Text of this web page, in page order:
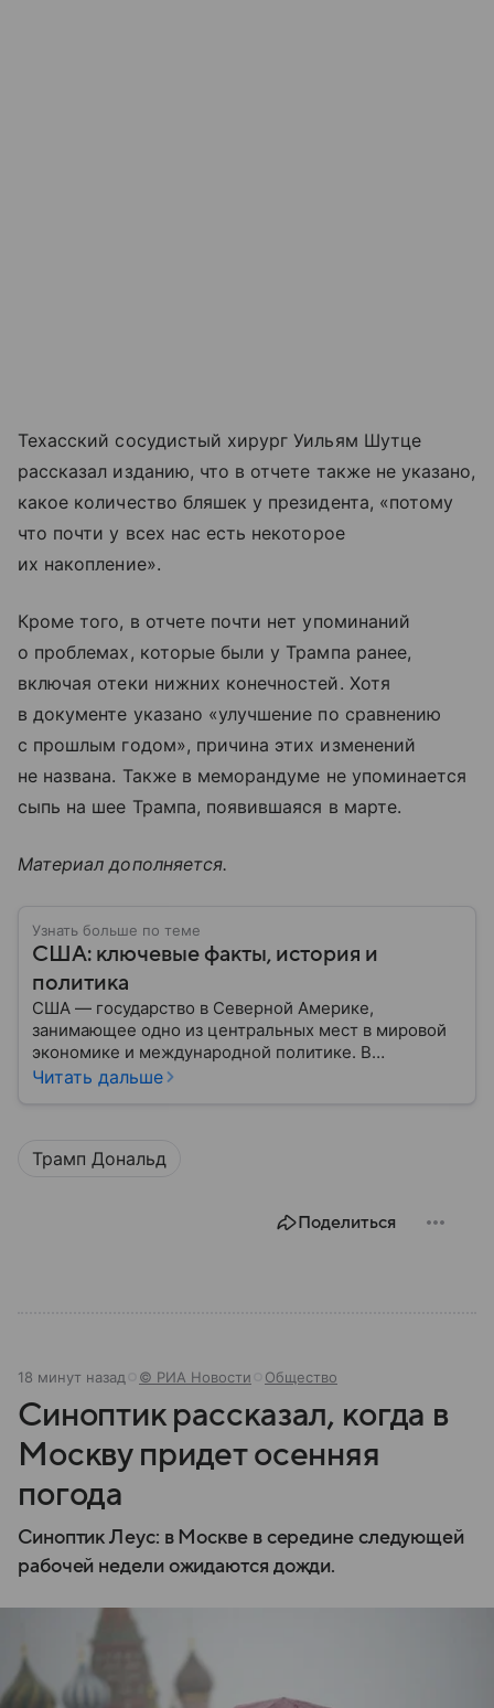
Техасский сосудистый хирург Уильям Шутце
рассказал изданию, что в отчете также не указано,
какое количество бляшек у президента, «потому
что почти у всех нас есть некоторое
их накопление».
Кроме того, в отчете почти нет упоминаний
о проблемах, которые были у Трампа ранее,
включая отеки нижних конечностей. Хотя
в документе указано «улучшение по сравнению
с прошлым годом», причина этих изменений
не названа. Также в меморандуме не упоминается
сыпь на шее Трампа, появившаяся в марте.
Материал дополняется.
Узнать больше по теме
США: ключевые факты, история и
политика
США — государство в Северной Америке,
занимающее одно из центральных мест в мировой
экономике и международной политике. В
материале — основные сведения об этой стране.
Читать дальше
Трамп Дональд
Поделиться
18 минут назад © РИА Новости Общество
Синоптик рассказал, когда в
Москву придет осенняя
погода
Синоптик Леус: в Москве в середине следующей
рабочей недели ожидаются дожди.